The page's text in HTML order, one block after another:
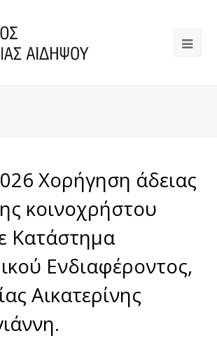
Χορήγηση άδειας
κοινοχρήστου
Κατάστημα
Ενδιαφέροντος,
Αικατερίνης